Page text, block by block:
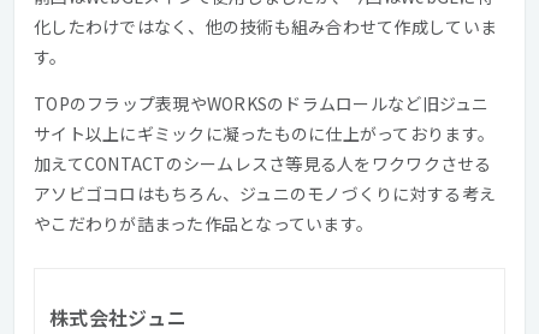
化したわけではなく、他の技術も組み合わせて作成していま
す。
TOPのフラップ表現やWORKSのドラムロールなど旧ジュニ
サイト以上にギミックに凝ったものに仕上がっております。
加えてCONTACTのシームレスさ等見る人をワクワクさせる
アソビゴコロはもちろん、ジュニのモノづくりに対する考え
やこだわりが詰まった作品となっています。
株式会社ジュニ